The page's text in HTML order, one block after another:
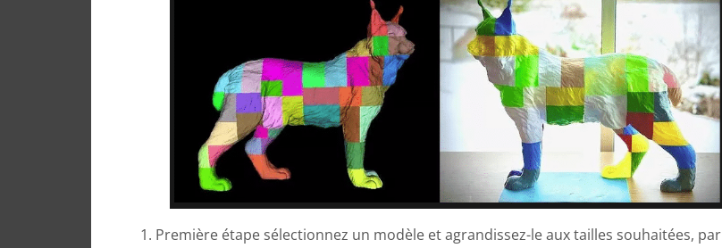
Première étape sélectionnez un modèle et agrandissez-le aux tailles souhaitées, par